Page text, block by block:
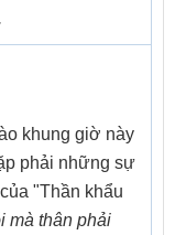
khung giờ này
phải những sự
"Thần khẩu
mà thân phải